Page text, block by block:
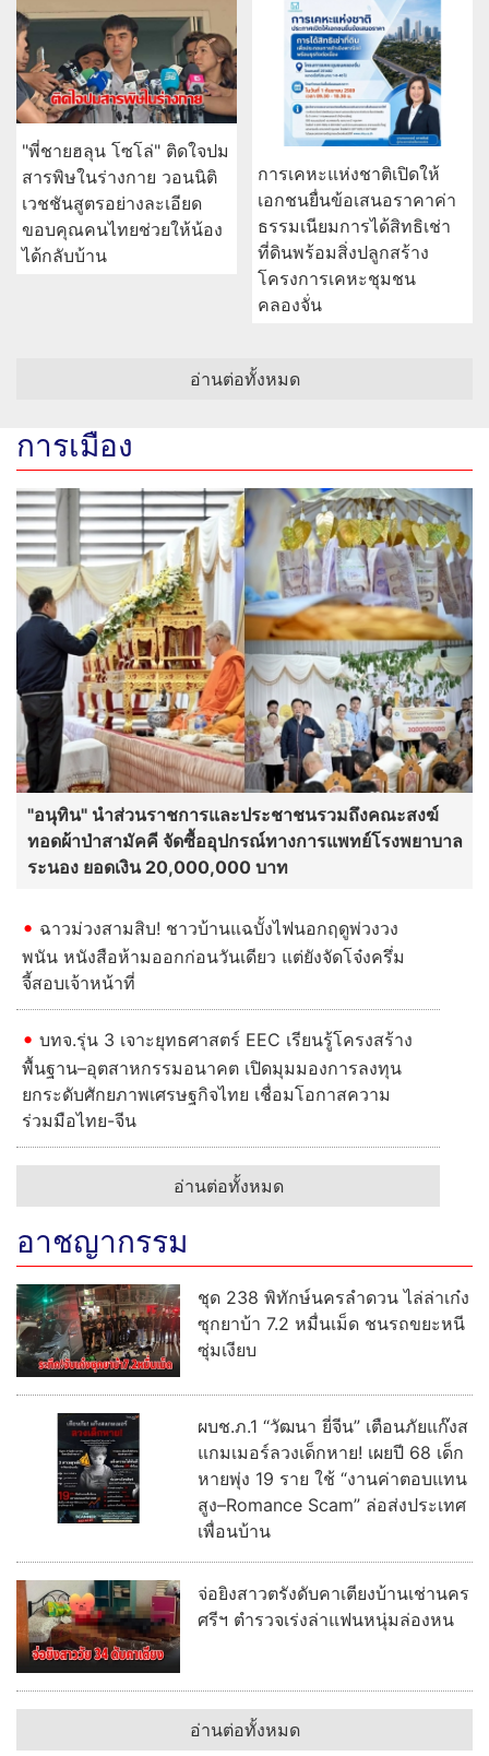
"พี่ชายฮลุน โซโล่" ติดใจปม
สารพิษในร่างกาย วอนนิติ
เวชชันสูตรอย่างละเอียด
ขอบคุณคนไทยช่วยให้น้อง
ได้กลับบ้าน
การเคหะแห่งชาติเปิดให้
เอกชนยื่นข้อเสนอราคาค่า
ธรรมเนียมการได้สิทธิเช่า
ที่ดินพร้อมสิ่งปลูกสร้าง
โครงการเคหะชุมชน
คลองจั่น
อ่านต่อทั้งหมด
การเมือง
"อนุทิน" นำส่วนราชการและประชาชนรวมถึงคณะสงฆ์
ทอดผ้าป่าสามัคคี จัดซื้ออุปกรณ์ทางการแพทย์โรงพยาบาล
ระนอง ยอดเงิน 20,000,000 บาท
ฉาวม่วงสามสิบ! ชาวบ้านแฉบั้งไฟนอกฤดูพ่วงวง
พนัน หนังสือห้ามออกก่อนวันเดียว แต่ยังจัดโจ๋งครึ่ม
จี้สอบเจ้าหน้าที่
บทจ.รุ่น 3 เจาะยุทธศาสตร์ EEC เรียนรู้โครงสร้าง
พื้นฐาน–อุตสาหกรรมอนาคต เปิดมุมมองการลงทุน
ยกระดับศักยภาพเศรษฐกิจไทย เชื่อมโอกาสความ
ร่วมมือไทย-จีน
อ่านต่อทั้งหมด
อาชญากรรม
ชุด 238 พิทักษ์นครลำดวน ไล่ล่าเก๋ง
ซุกยาบ้า 7.2 หมื่นเม็ด ชนรถขยะหนี
ซุ่มเงียบ
ผบช.ภ.1 “วัฒนา ยี่จีน” เตือนภัยแก๊งส
แกมเมอร์ลวงเด็กหาย! เผยปี 68 เด็ก
หายพุ่ง 19 ราย ใช้ “งานค่าตอบแทน
สูง–Romance Scam” ล่อส่งประเทศ
เพื่อนบ้าน
จ่อยิงสาวตรังดับคาเตียงบ้านเช่านคร
ศรีฯ ตำรวจเร่งล่าแฟนหนุ่มล่องหน
อ่านต่อทั้งหมด